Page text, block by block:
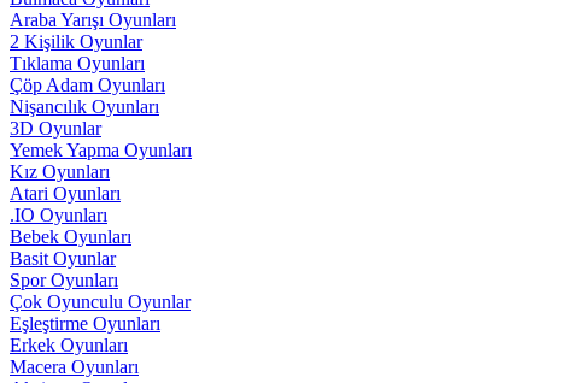
Araba Yarışı Oyunları
2 Kişilik Oyunlar
Tıklama Oyunları
Çöp Adam Oyunları
Nişancılık Oyunları
3D Oyunlar
Yemek Yapma Oyunları
Kız Oyunları
Atari Oyunları
.IO Oyunları
Bebek Oyunları
Basit Oyunlar
Spor Oyunları
Çok Oyunculu Oyunlar
Eşleştirme Oyunları
Erkek Oyunları
Macera Oyunları